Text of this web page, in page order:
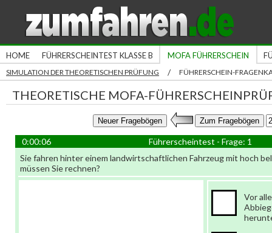
HOME FÜHRERSCHEINTEST KLASSE B MOFA FÜHRERSCHEIN
SIMULATION DER THEORETISCHEN PRÜFUNG / FÜHRERSCHEIN-
THEORETISCHE MOFA-
0:00:06
Führerscheintest - Frage: 1
Sie fahren hinter einem landwirtschaftlichen Fahrzeug mit hoch
müssen Sie rechnen?
Vor